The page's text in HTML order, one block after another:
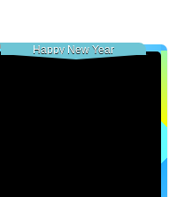
Happy New Year